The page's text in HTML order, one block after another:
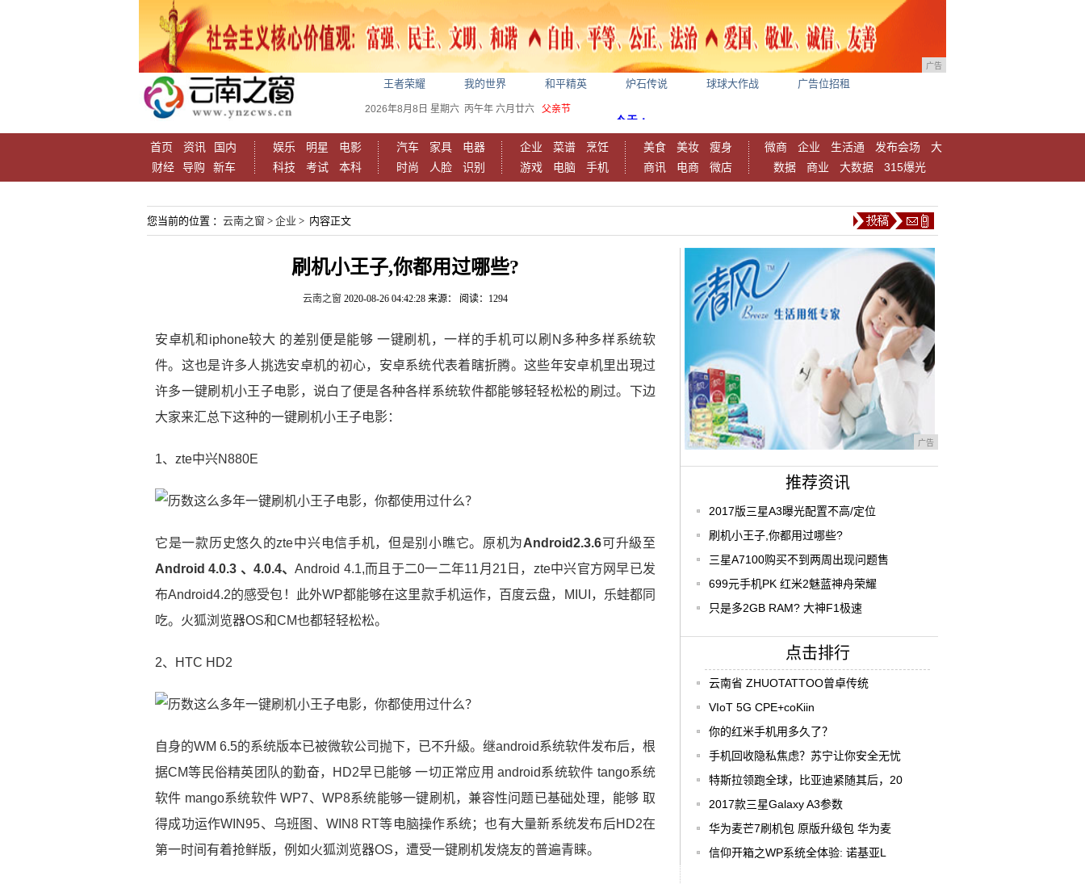
广告
王者荣耀 我的世界 和平精英 炉石传说 球球大作战 广告位招租
2026年8月8日 星期六 丙午年 六月廿六 父亲节
首页 资讯
国内
财经
导购 新车
娱乐 明星
电影
科技
考试 本科
汽车 家具
电器
时尚
人脸 识别
企业 菜谱
烹饪
游戏
电脑 手机
美食 美妆
瘦身
商讯
电商 微店
微商 企业 生活通 发布会场
大
数据
商业 大数据 315爆光
您当前的位置 ： 云南之窗 > 企业 > 内容正文
刷机小王子,你都用过哪些?
云南之窗 2020-08-26 04:42:28 来源： 阅读：1294
安卓机和iphone较大 的差别便是能够 一键刷机，一样的手机可以刷N多种多样系统软
件。这也是许多人挑选安卓机的初心，安卓系统代表着瞎折腾。这些年安卓机里出現过
许多一键刷机小王子电影，说白了便是各种各样系统软件都能够轻轻松松的刷过。下边
大家来汇总下这种的一键刷机小王子电影：
1、zte中兴N880E
它是一款历史悠久的zte中兴电信手机，但是别小瞧它。原机为Android2.3.6可升級至
Android 4.0.3 、4.0.4、Android 4.1,而且于二0一二年11月21日，zte中兴官方网早已发
布Android4.2的感受包！此外WP都能够在这里款手机运作，百度云盘，MIUI，乐蛙都同
吃。火狐浏览器OS和CM也都轻轻松松。
2、HTC HD2
自身的WM 6.5的系统版本已被微软公司抛下，已不升級。继android系统软件发布后，根
据CM等民俗精英团队的勤奋，HD2早已能够 一切正常应用 android系统软件 tango系统
软件 mango系统软件 WP7、WP8系统能够一键刷机，兼容性问题已基础处理，能够 取
得成功运作WIN95、乌班图、WIN8 RT等电脑操作系统；也有大量新系统发布后HD2在
第一时间有着抢鲜版，例如火狐浏览器OS，遭受一键刷机发烧友的普遍青睐。
广告
推荐资讯
2017版三星A3曝光配置不高/定位
刷机小王子,你都用过哪些?
三星A7100购买不到两周出现问题售
699元手机PK 红米2魅蓝神舟荣耀
只是多2GB RAM? 大神F1极速
点击排行
云南省 ZHUOTATTOO曾卓传统
VIoT 5G CPE+coKiin
你的红米手机用多久了？
手机回收隐私焦虑？苏宁让你安全无忧
特斯拉领跑全球，比亚迪紧随其后，20
2017款三星Galaxy A3参数
华为麦芒7刷机包 原版升级包 华为麦
信仰开箱之WP系统全体验: 诺基亚L